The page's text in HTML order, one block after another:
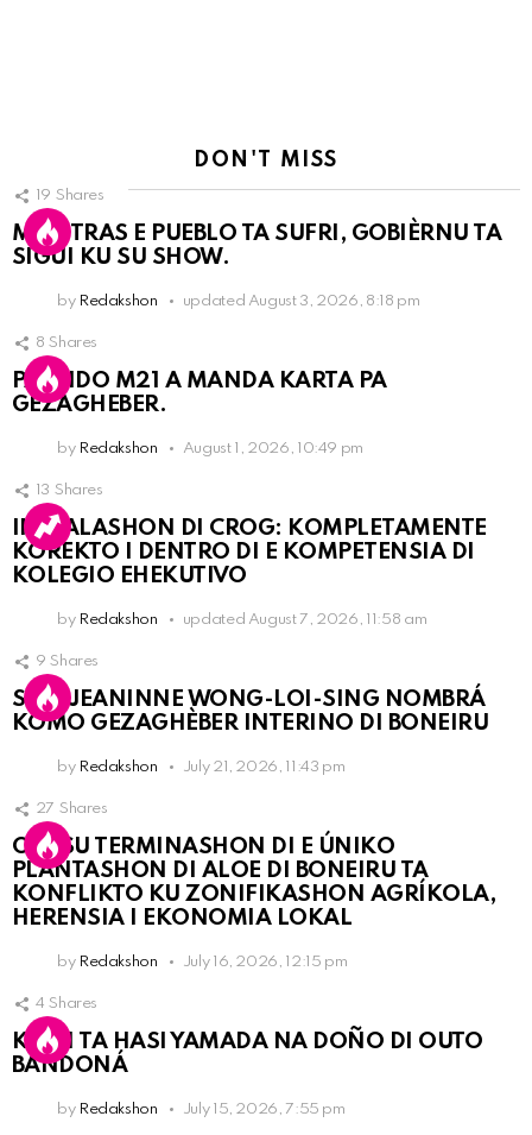
DON'T MISS
19 Shares
MIENTRAS E PUEBLO TA SUFRI, GOBIÈRNU TA
SIGUI KU SU SHOW.
by Redakshon updated August 3, 2026, 8:18 pm
8 Shares
PARTIDO M21 A MANDA KARTA PA
GEZAGHEBER.
by Redakshon August 1, 2026, 10:49 pm
13 Shares
INSTALASHON DI CROG: KOMPLETAMENTE
KOREKTO I DENTRO DI E KOMPETENSIA DI
KOLEGIO EHEKUTIVO
by Redakshon updated August 7, 2026, 11:58 am
9 Shares
SRA. JEANINNE WONG-LOI-SING NOMBRÁ
KOMO GEZAGHÈBER INTERINO DI BONEIRU
by Redakshon July 21, 2026, 11:43 pm
27 Shares
OLB SU TERMINASHON DI E ÚNIKO
PLANTASHON DI ALOE DI BONEIRU TA
KONFLIKTO KU ZONIFIKASHON AGRÍKOLA,
HERENSIA I EKONOMIA LOKAL
by Redakshon July 16, 2026, 12:15 pm
4 Shares
KPCN TA HASI YAMADA NA DOÑO DI OUTO
BANDONÁ
by Redakshon July 15, 2026, 7:55 pm